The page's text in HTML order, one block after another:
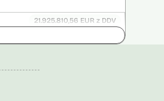
21.925.810,56 EUR z DDV